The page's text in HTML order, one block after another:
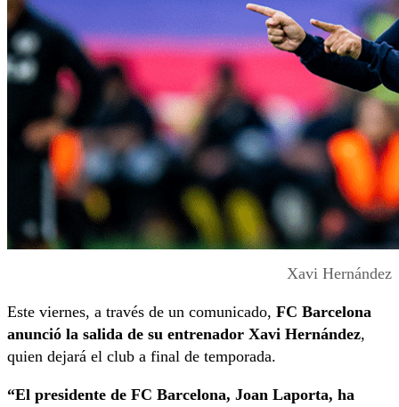
Xavi Hernández
Este viernes, a través de un comunicado, FC Barcelona
anunció la salida de su entrenador Xavi Hernández,
quien dejará el club a final de temporada.
“El presidente de FC Barcelona, Joan Laporta, ha